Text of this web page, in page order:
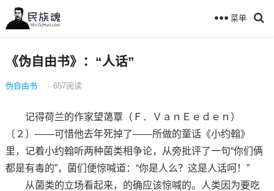
菜单
《伪自由书》：“人话”
伪自由书 · 657阅读
记得荷兰的作家望蔼覃（Ｆ．ＶａｎＥｅｄｅｎ）
〔２〕——可惜他去年死掉了——所做的童话《小约翰》
里，记着小约翰听两种菌类相争论，从旁批评了一句“你们俩
都是有毒的”，菌们便惊喊道：“你是人么？这是人话呵！”
从菌类的立场看起来，的确应该惊喊的。人类因为要吃